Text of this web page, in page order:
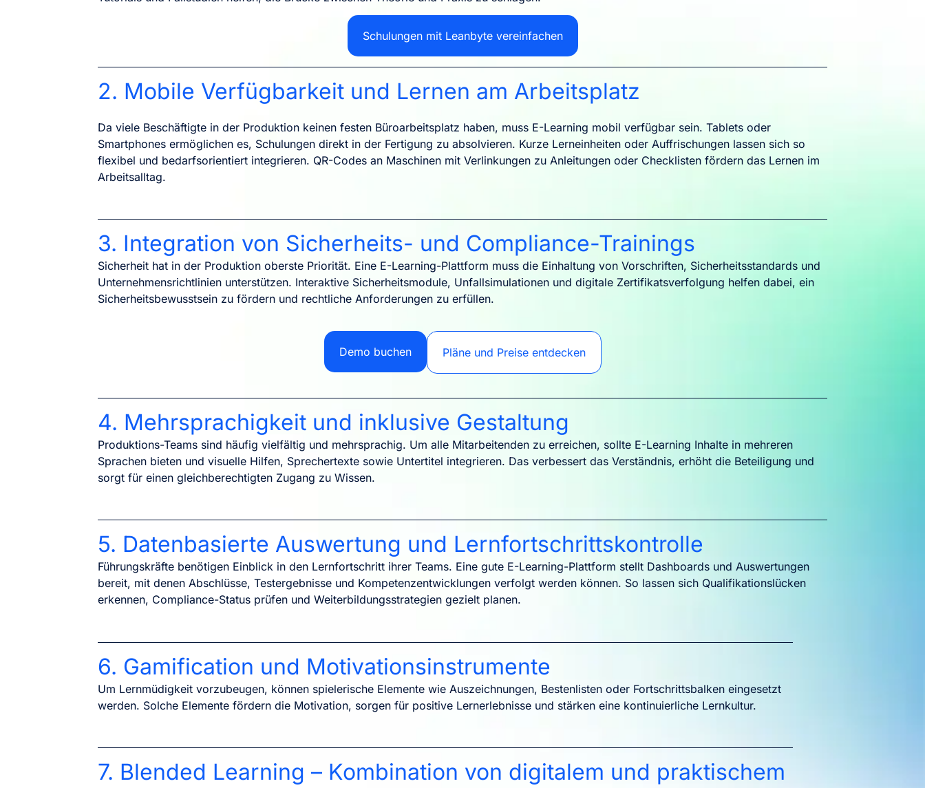
Schulungen mit Leanbyte vereinfachen
2. Mobile Verfügbarkeit und Lernen am Arbeitsplatz
Da viele Beschäftigte in der Produktion keinen festen Büroarbeitsplatz haben, muss E-Learning mobil verfügbar sein. Tablets oder
Smartphones ermöglichen es, Schulungen direkt in der Fertigung zu absolvieren. Kurze Lerneinheiten oder Auffrischungen lassen sich so
flexibel und bedarfsorientiert integrieren. QR-Codes an Maschinen mit Verlinkungen zu Anleitungen oder Checklisten fördern das Lernen im
Arbeitsalltag.
3. Integration von Sicherheits- und Compliance-Trainings
Sicherheit hat in der Produktion oberste Priorität. Eine E-Learning-Plattform muss die Einhaltung von Vorschriften, Sicherheitsstandards und
Unternehmensrichtlinien unterstützen. Interaktive Sicherheitsmodule, Unfallsimulationen und digitale Zertifikatsverfolgung helfen dabei, ein
Sicherheitsbewusstsein zu fördern und rechtliche Anforderungen zu erfüllen.
Demo buchen Pläne und Preise entdecken
4. Mehrsprachigkeit und inklusive Gestaltung
Produktions-Teams sind häufig vielfältig und mehrsprachig. Um alle Mitarbeitenden zu erreichen, sollte E-Learning Inhalte in mehreren
Sprachen bieten und visuelle Hilfen, Sprechertexte sowie Untertitel integrieren. Das verbessert das Verständnis, erhöht die Beteiligung und
sorgt für einen gleichberechtigten Zugang zu Wissen.
5. Datenbasierte Auswertung und Lernfortschrittskontrolle
Führungskräfte benötigen Einblick in den Lernfortschritt ihrer Teams. Eine gute E-Learning-Plattform stellt Dashboards und Auswertungen
bereit, mit denen Abschlüsse, Testergebnisse und Kompetenzentwicklungen verfolgt werden können. So lassen sich Qualifikationslücken
erkennen, Compliance-Status prüfen und Weiterbildungsstrategien gezielt planen.
6. Gamification und Motivationsinstrumente
Um Lernmüdigkeit vorzubeugen, können spielerische Elemente wie Auszeichnungen, Bestenlisten oder Fortschrittsbalken eingesetzt
werden. Solche Elemente fördern die Motivation, sorgen für positive Lernerlebnisse und stärken eine kontinuierliche Lernkultur.
7. Blended Learning – Kombination von digitalem und praktischem